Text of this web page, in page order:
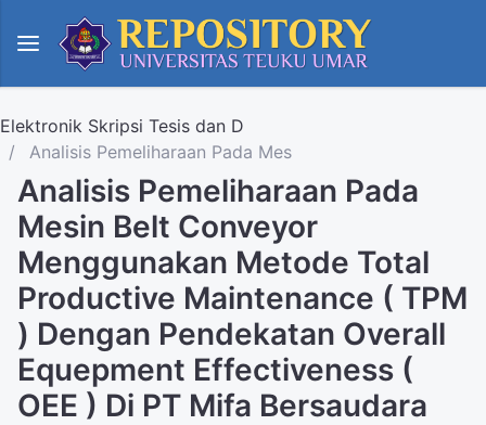
Elektronik Skripsi Tesis dan D
Analisis Pemeliharaan Pada Mes
Analisis Pemeliharaan Pada
Mesin Belt Conveyor
Menggunakan Metode Total
Productive Maintenance ( TPM
) Dengan Pendekatan Overall
Equepment Effectiveness (
OEE ) Di PT Mifa Bersaudara